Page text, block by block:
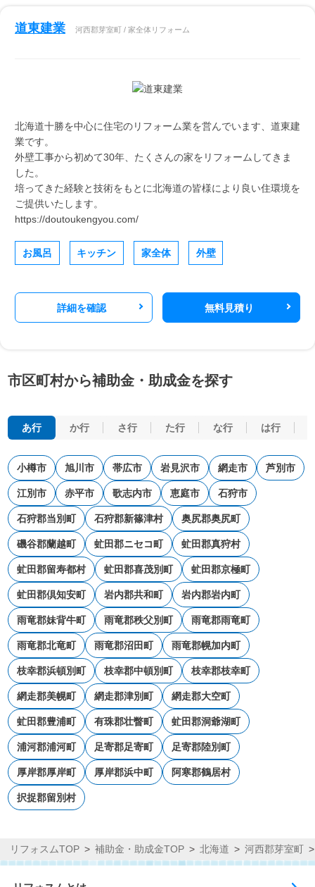
道東建業 河西郡芽室町 / 家全体リフォーム
北海道十勝を中心に住宅のリフォーム業を営んでいます、道東建
業です。
外壁工事から初めて30年、たくさんの家をリフォームしてきま
した。
培ってきた経験と技術をもとに北海道の皆様により良い住環境を
ご提供いたします。
https://doutoukengyou.com/
お風呂 キッチン 家全体 外壁
詳細を確認 無料見積り
市区町村から補助金・助成金を探す
あ行 か行 さ行 た行 な行 は行
小樽市 旭川市 帯広市 岩見沢市 網走市 芦別市
江別市 赤平市 歌志内市 恵庭市 石狩市
石狩郡当別町 石狩郡新篠津村 奥尻郡奥尻町
磯谷郡蘭越町 虻田郡ニセコ町 虻田郡真狩村
虻田郡留寿都村 虻田郡喜茂別町 虻田郡京極町
虻田郡倶知安町 岩内郡共和町 岩内郡岩内町
雨竜郡妹背牛町 雨竜郡秩父別町 雨竜郡雨竜町
雨竜郡北竜町 雨竜郡沼田町 雨竜郡幌加内町
枝幸郡浜頓別町 枝幸郡中頓別町 枝幸郡枝幸町
網走郡美幌町 網走郡津別町 網走郡大空町
虻田郡豊浦町 有珠郡壮瞥町 虻田郡洞爺湖町
浦河郡浦河町 足寄郡足寄町 足寄郡陸別町
厚岸郡厚岸町 厚岸郡浜中町 阿寒郡鶴居村
択捉郡留別村
リフォスムTOP 補助金・助成金TOP 北海道 河西郡芽室町